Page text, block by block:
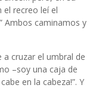
el recreo leí el
Ambos caminamos y
cruzar el umbral de
–soy una caja de
en la cabeza!”. Y